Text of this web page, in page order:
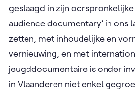
geslaagd in zijn oorspronkelijke
audience documentary’ in ons
zetten, met inhoudelijke en
vernieuwing, en met
jeugddocumentaire is onder
in Vlaanderen niet enkel